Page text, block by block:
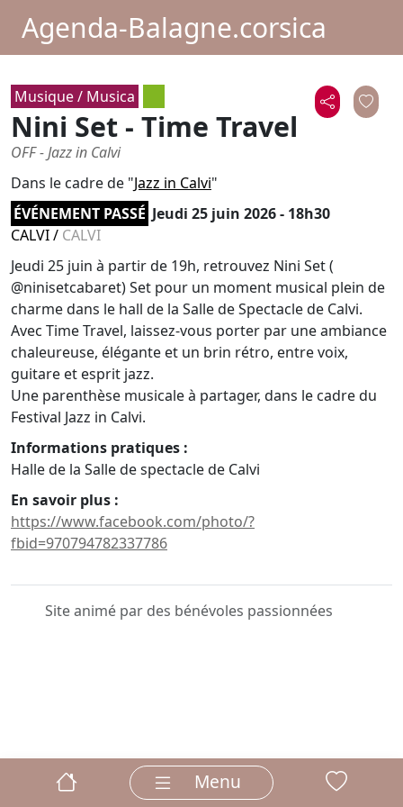
Agenda-Balagne.corsica
Musique / Musica
Nini Set - Time Travel
OFF - Jazz in Calvi
Dans le cadre de "Jazz in Calvi"
ÉVÉNEMENT PASSÉ Jeudi 25 juin 2026 - 18h30
CALVI/ CALVI
Jeudi 25 juin à partir de 19h, retrouvez Nini Set (
@ninisetcabaret) Set pour un moment musical plein de
charme dans le hall de la Salle de Spectacle de Calvi.
Avec Time Travel, laissez-vous porter par une ambiance
chaleureuse, élégante et un brin rétro, entre voix,
guitare et esprit jazz.
Une parenthèse musicale à partager, dans le cadre du
Festival Jazz in Calvi.
Informations pratiques :
Halle de la Salle de spectacle de Calvi
En savoir plus :
https://www.facebook.com/photo/?
fbid=970794782337786
Site animé par des bénévoles passionnées
Menu